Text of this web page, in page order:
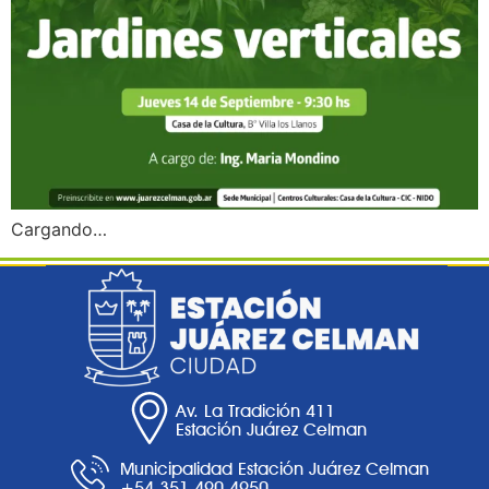
Cargando…
Av. La Tradición 411
Estación Juárez Celman
Municipalidad Estación Juárez Celman